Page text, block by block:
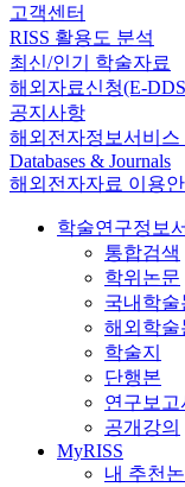
고객센터
RISS 활용도 분석
최신/인기 학술자료
해외자료신청(E-
공지사항
해외전자정보서비스
Databases & Journals
해외전자자료 이용
학술연구정보
통합검색
학위논문
국내학술
해외학술
학술지
단행본
연구보고
공개강의
MyRISS
내 추천